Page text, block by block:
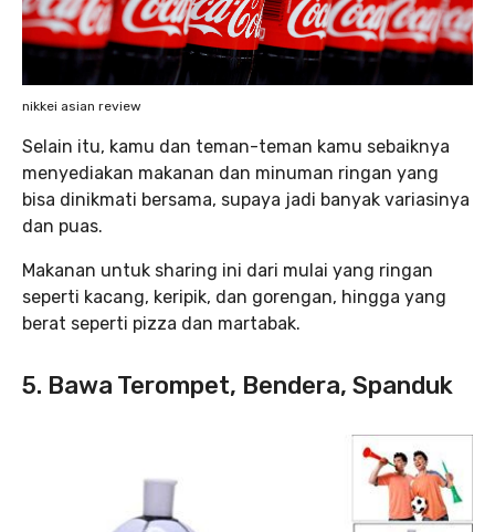
nikkei asian review
Selain itu, kamu dan teman-teman kamu sebaiknya
menyediakan makanan dan minuman ringan yang
bisa dinikmati bersama, supaya jadi banyak variasinya
dan puas.
Makanan untuk sharing ini dari mulai yang ringan
seperti kacang, keripik, dan gorengan, hingga yang
berat seperti pizza dan martabak.
5. Bawa Terompet, Bendera, Spanduk